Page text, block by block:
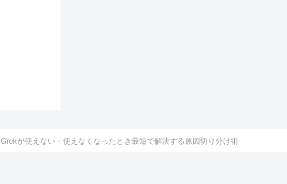
Grokが使えない・使えなくなったとき最短で解決する原因切り分け術